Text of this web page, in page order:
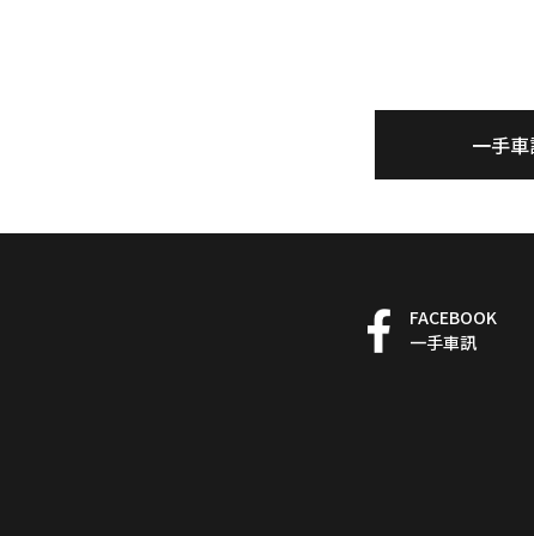
一手
FACEBOOK
一手車訊